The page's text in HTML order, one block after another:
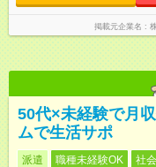
掲載元企業名
50代×未経験で月
ムで生活サポ
派遣 職種未経験OK 社